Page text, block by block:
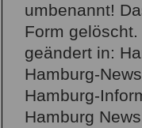
umbenannt!
Form
geändert in:
Hamburg-
Hamburg-
Hamburg